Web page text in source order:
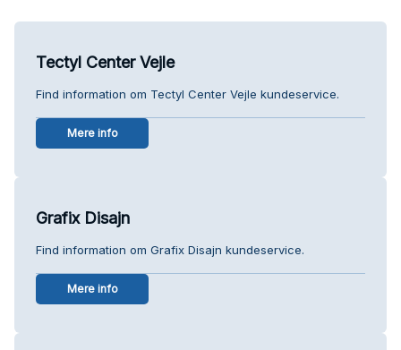
Tectyl Center Vejle
Find information om Tectyl Center Vejle kundeservice.
Mere info
Grafix Disajn
Find information om Grafix Disajn kundeservice.
Mere info